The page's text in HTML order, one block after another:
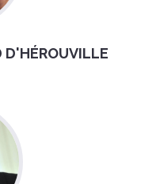
D'HÉROUVILLE